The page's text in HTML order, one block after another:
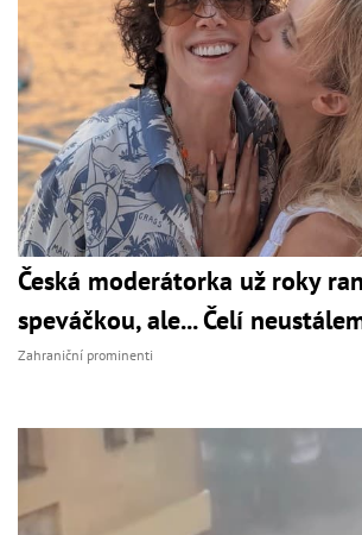
Česká moderátorka už roky
speváčkou, ale... Čelí
Zahraniční prominenti